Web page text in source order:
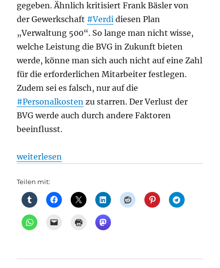
gegeben. Ähnlich kritisiert Frank Bäsler von
der Gewerkschaft #Verdi diesen Plan
„Verwaltung 500“. So lange man nicht wisse,
welche Leistung die BVG in Zukunft bieten
werde, könne man sich auch nicht auf eine Zahl
für die erforderlichen Mitarbeiter festlegen.
Zudem sei es falsch, nur auf die
#Personalkosten zu starren. Der Verlust der
BVG werde auch durch andere Faktoren
beeinflusst.
„BVG: VERWALTUNG U–BAHN TRAM BUS
weiterlesen
Teilen mit: